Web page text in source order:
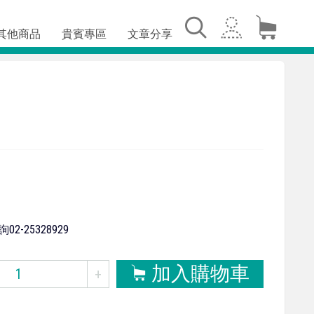
他商品 貴賓專區 文章分享
02-25328929
+ 加入購物車